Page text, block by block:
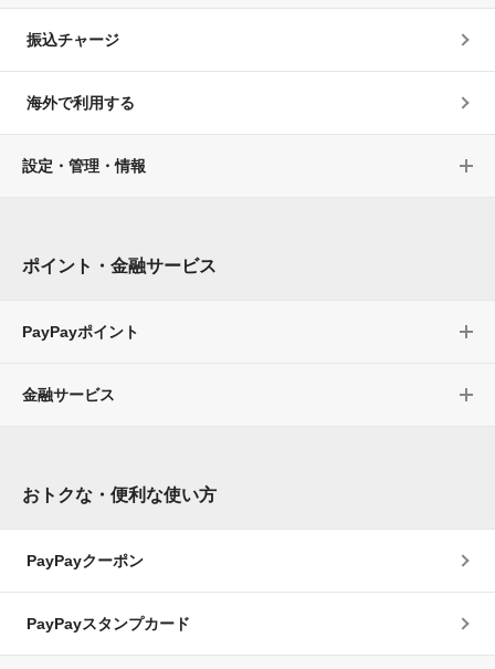
振込チャージ
海外で利用する
設定・管理・情報
ポイント・金融サービス
PayPayポイント
金融サービス
おトクな・便利な使い方
PayPayクーポン
PayPayスタンプカード